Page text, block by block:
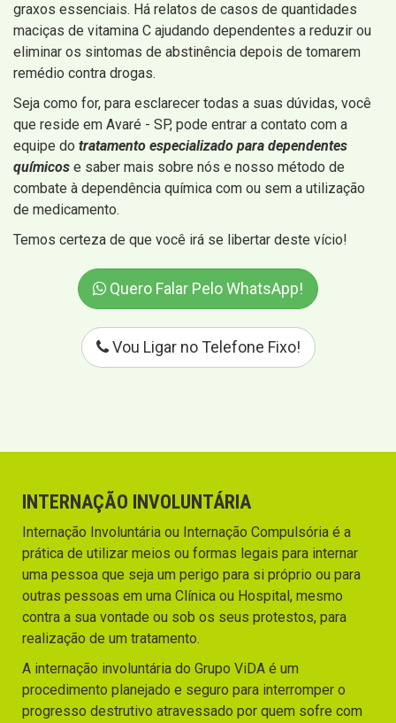
graxos essenciais. Há relatos de casos de quantidades
maciças de vitamina C ajudando dependentes a reduzir ou
eliminar os sintomas de abstinência depois de tomarem
remédio contra drogas.
Seja como for, para esclarecer todas a suas dúvidas, você
que reside em Avaré - SP, pode entrar a contato com a
equipe do tratamento especializado para dependentes
químicos e saber mais sobre nós e nosso método de
combate à dependência química com ou sem a utilização
de medicamento.
Temos certeza de que você irá se libertar deste vício!
Quero Falar Pelo WhatsApp!
Vou Ligar no Telefone Fixo!
INTERNAÇÃO INVOLUNTÁRIA
Internação Involuntária ou Internação Compulsória é a
prática de utilizar meios ou formas legais para internar
uma pessoa que seja um perigo para si próprio ou para
outras pessoas em uma Clínica ou Hospital, mesmo
contra a sua vontade ou sob os seus protestos, para
realização de um tratamento.
A internação involuntária do Grupo ViDA é um
procedimento planejado e seguro para interromper o
progresso destrutivo atravessado por quem sofre com